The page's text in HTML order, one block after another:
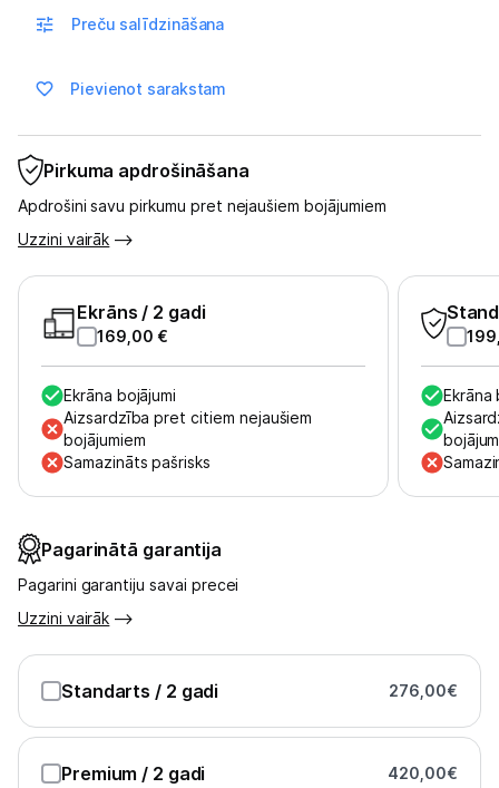
Vēlmju saraksts
Blogs
Tehnikas izvešana
Uzņēmumiem
Tet pakalpojumi
Kontakti
Informācija
Preču salīdzināšana
Pievienot sarakstam
Pirkuma apdrošināšana
Apdrošini savu pirkumu pret nejaušiem bojājumiem
Uzzini vairāk
Ekrāns / 2 gadi
169,00 €
Ekrāna bojājumi
Aizsardzība pret citiem nejaušiem
bojājumiem
Samazināts pašrisks
Ekrāna
Pagarinātā garantija
Pagarini garantiju savai precei
Uzzini vairāk
Standarts / 2 gadi 276,00€
Premium / 2 gadi 420,00€